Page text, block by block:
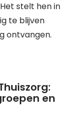
stelt hen in
te blijven
ontvangen.
en